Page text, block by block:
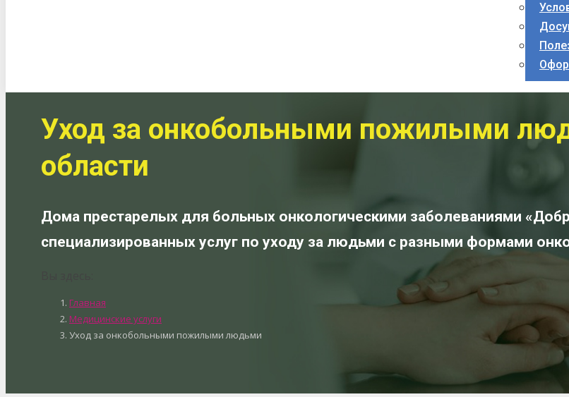
Уход за онкобольными пожилыми
области
Дома престарелых для больных онкологическими заболеваниями
специализированных услуг по уходу за людьми с разными формами
Главная
Медицинские услуги
Уход за онкобольными пожилыми людьми